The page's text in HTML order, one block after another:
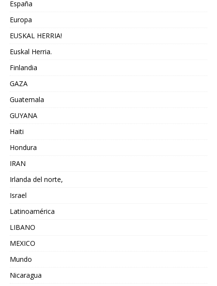
España
Europa
EUSKAL HERRIA!
Euskal Herria.
Finlandia
GAZA
Guatemala
GUYANA
Haiti
Hondura
IRAN
Irlanda del norte,
Israel
Latinoamérica
LIBANO
MEXICO
Mundo
Nicaragua